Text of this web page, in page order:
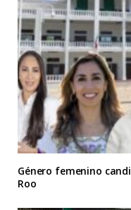
Género femenino
Roo